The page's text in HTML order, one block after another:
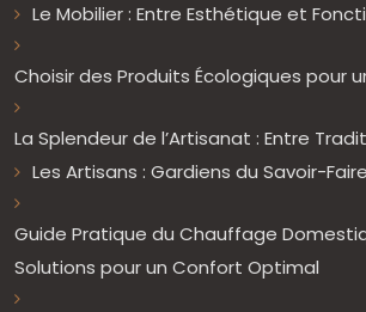
Le Mobilier : Entre Esthétique et
Choisir des Produits Écologiques pour
La Splendeur de l’Artisanat : Entre
Les Artisans : Gardiens du Savoir-
Guide Pratique du Chauffage
Solutions pour un Confort Optimal